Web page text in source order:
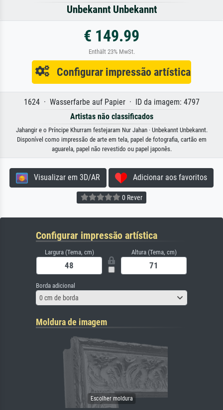
Unbekannt Unbekannt
€ 149.99
Enthält 23% MwSt.
Configurar impressão artística
1624 · Wasserfarbe auf Papier · ID da imagem: 4797
Artistas não classificados
Jahangir e o Príncipe Khurram festejaram Nur Jahan · Unbekannt Unbekannt.
Disponível como impressão de arte em tela, papel de fotografia, cartão em
aguarela, papel não revestido ou papel japonês.
Visualizar em 3D/AR Adicionar aos favoritos
0 Rever
Configurar impressão artística
Largura (Tema, cm) Altura (Tema, cm)
Borda adicional
0 cm de borda
Moldura de imagem